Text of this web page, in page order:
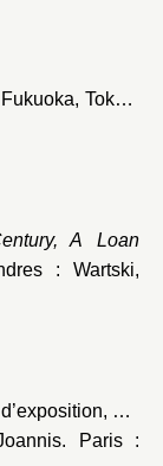
Tokyo,
A Loan
: Wartski,
par
Paris :